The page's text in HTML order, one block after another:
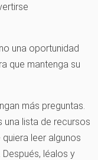
una oportunidad
que mantenga su
más preguntas.
una lista de recursos
leer algunos
léalos y